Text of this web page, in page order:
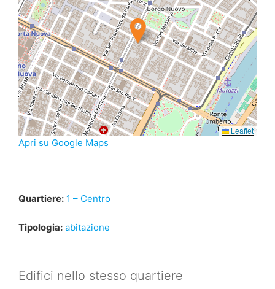
Leaflet
Apri su Google Maps
Quartiere: 1 – Centro
Tipologia: abitazione
Edifici nello stesso quartiere